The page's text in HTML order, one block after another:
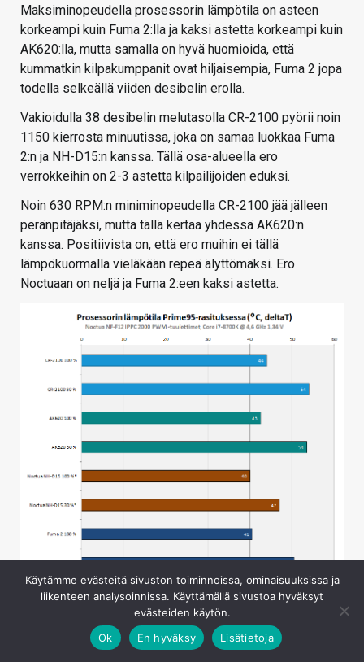
Maksiminopeudella prosessorin lämpötila on asteen
korkeampi kuin Fuma 2:lla ja kaksi astetta korkeampi kuin
AK620:lla, mutta samalla on hyvä huomioida, että
kummatkin kilpakumppanit ovat hiljaisempia, Fuma 2 jopa
todella selkeällä viiden desibelin erolla.
Vakioidulla 38 desibelin melutasolla CR-2100 pyörii noin
1150 kierrosta minuutissa, joka on samaa luokkaa Fuma
2:n ja NH-D15:n kanssa. Tällä osa-alueella ero
verrokkeihin on 2-3 astetta kilpailijoiden eduksi.
Noin 630 RPM:n miniminopeudella CR-2100 jää jälleen
peränpitäjäksi, mutta tällä kertaa yhdessä AK620:n
kanssa. Positiivista on, että ero muihin ei tällä
lämpökuormalla vieläkään repeä älyttömäksi. Ero
Noctuaan on neljä ja Fuma 2:een kaksi astetta.
Toisessa testivaiheessa vaihdoimme coolereihin
erillisellä testikokoonpanosivulla tarkemmin esitellyt
Käytämme evästeitä sivuston toiminnoissa, ominaisuuksissa ja
liikenteen analysoinnissa. Käyttämällä sivustoa hyväksyt
evästeiden käytön.
Ok
En hyväksy Lisätietoja